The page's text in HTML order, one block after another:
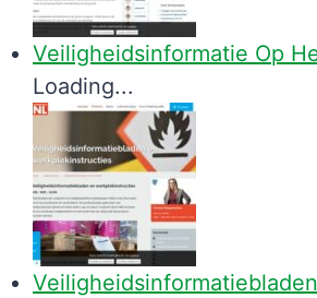
Veiligheidsinformatie Op
Loading...